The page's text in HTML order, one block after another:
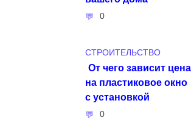
0
СТРОИТЕЛЬСТВО
От чего зависит цена
на пластиковое окно
с установкой
0